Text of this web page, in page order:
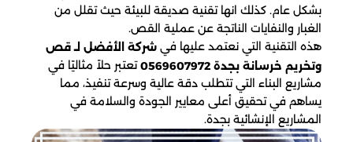
بشكل عام. كذلك انها تقنية صديقة للبيئة حيث تقلل من
الغبار والنفايات الناتجة عن عملية القص.
هذه التقنية التي نعتمد عليها في شركة الأفضل لـ قص
وتخريم خرسانة بجدة 0569607972
تعتبر حلاً مثاليًا في
مشاريع البناء التي تتطلب دقة عالية وسرعة تنفيذ، مما
يساهم في تحقيق أعلى معايير الجودة والسلامة في
المشاريع الإنشائية بجدة.